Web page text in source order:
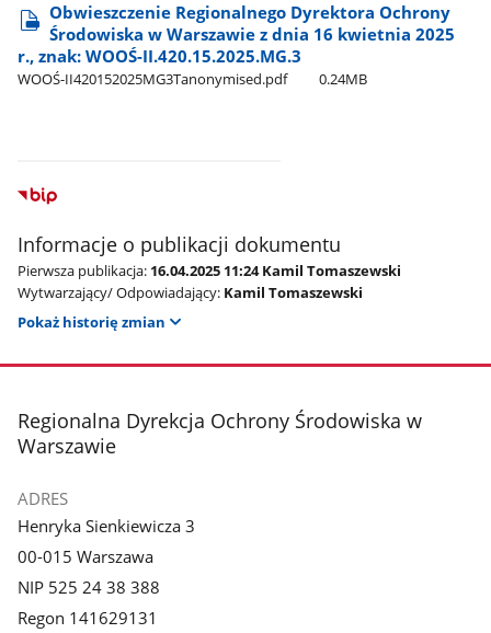
Obwieszczenie Regionalnego Dyrektora Ochrony
Środowiska w Warszawie z dnia 16 kwietnia 2025
r., znak: WOOŚ-II.420.15.2025.MG.3
WOOŚ-II420152025MG3Tanonymised.pdf 0.24MB
Informacje o publikacji dokumentu
Pierwsza publikacja: 16.04.2025 11:24 Kamil Tomaszewski
Wytwarzający/ Odpowiadający: Kamil Tomaszewski
Pokaż historię zmian
stopka
Regionalna Dyrekcja Ochrony Środowiska w
Warszawie
ADRES
Henryka Sienkiewicza 3
00-015 Warszawa
NIP 525 24 38 388
Regon 141629131